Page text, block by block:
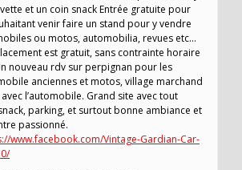
et un coin snack Entrée gratuite pour
venir faire un stand pour y vendre
ou motos, automobilia, revues etc…
est gratuit, sans contrainte horaire
nouveau rdv sur perpignan pour les
anciennes et motos, village marchand
l’automobile. Grand site avec tout
parking, et surtout bonne ambiance et
passionné.
www.facebook.com/Vintage-Gardian-Car-